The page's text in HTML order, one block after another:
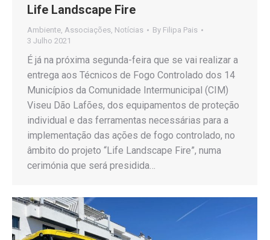
Life Landscape Fire
Ambiente, Associações, Notícias By Filipa Pais
3 Julho 2021
É já na próxima segunda-feira que se vai realizar a
entrega aos Técnicos de Fogo Controlado dos 14
Municípios da Comunidade Intermunicipal (CIM)
Viseu Dão Lafões, dos equipamentos de proteção
individual e das ferramentas necessárias para a
implementação das ações de fogo controlado, no
âmbito do projeto “Life Landscape Fire”, numa
cerimónia que será presidida…